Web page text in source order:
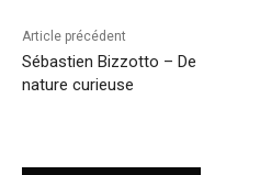
Article précédent
Sébastien Bizzotto – De
nature curieuse